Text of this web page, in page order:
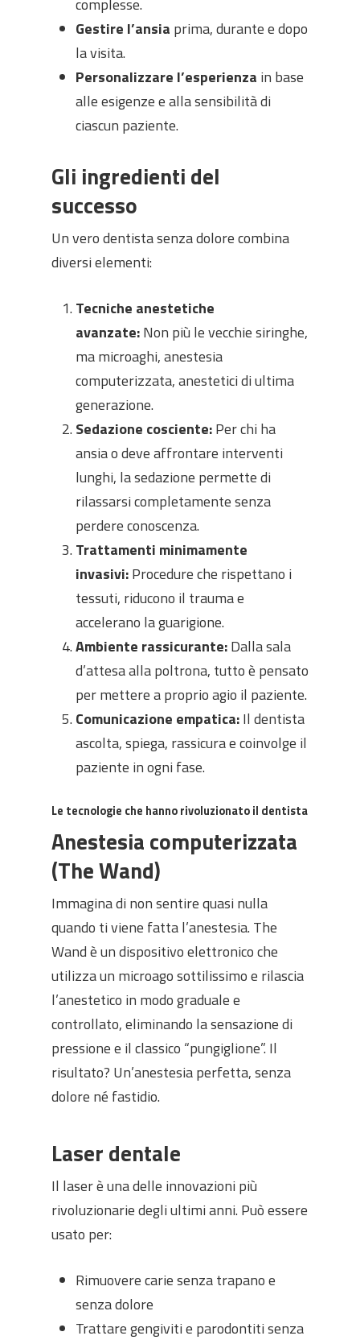
complesse.
Gestire l’ansia prima, durante e dopo
la visita.
Personalizzare l’esperienza in base
alle esigenze e alla sensibilità di
ciascun paziente.
Gli ingredienti del
successo
Un vero dentista senza dolore combina
diversi elementi:
Tecniche anestetiche
avanzate:Non più le vecchie siringhe,
ma microaghi, anestesia
computerizzata, anestetici di ultima
generazione.
Sedazione cosciente:Per chi ha
ansia o deve affrontare interventi
lunghi, la sedazione permette di
rilassarsi completamente senza
perdere conoscenza.
Trattamenti minimamente
invasivi:Procedure che rispettano i
tessuti, riducono il trauma e
accelerano la guarigione.
Ambiente rassicurante:Dalla sala
d’attesa alla poltrona, tutto è pensato
per mettere a proprio agio il paziente.
Comunicazione empatica:Il dentista
ascolta, spiega, rassicura e coinvolge il
paziente in ogni fase.
Le tecnologie che hanno rivoluzionato il dentista
Anestesia computerizzata
(The Wand)
Immagina di non sentire quasi nulla
quando ti viene fatta l’anestesia. The
Wand è un dispositivo elettronico che
utilizza un microago sottilissimo e rilascia
l’anestetico in modo graduale e
controllato, eliminando la sensazione di
pressione e il classico “pungiglione”. Il
risultato? Un’anestesia perfetta, senza
dolore né fastidio.
Laser dentale
Il laser è una delle innovazioni più
rivoluzionarie degli ultimi anni. Può essere
usato per:
Rimuovere carie senza trapano e
senza dolore
Trattare gengiviti e parodontiti senza